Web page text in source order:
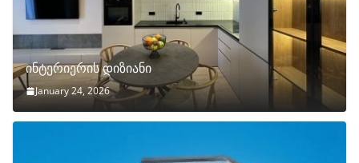
ინტერიერის დიზიანი
January 24, 2026